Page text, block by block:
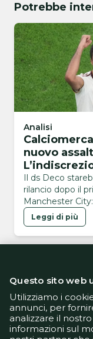
Potrebbe
Analisi
nuovo
del
Il ds Deco
rilancio dopo il
Manchester
avrebbe già
volontà di vestire
blaugrana
Leggi di più
Questo sito web
Utilizziamo i
annunci, per
analizzare il
informazioni sul